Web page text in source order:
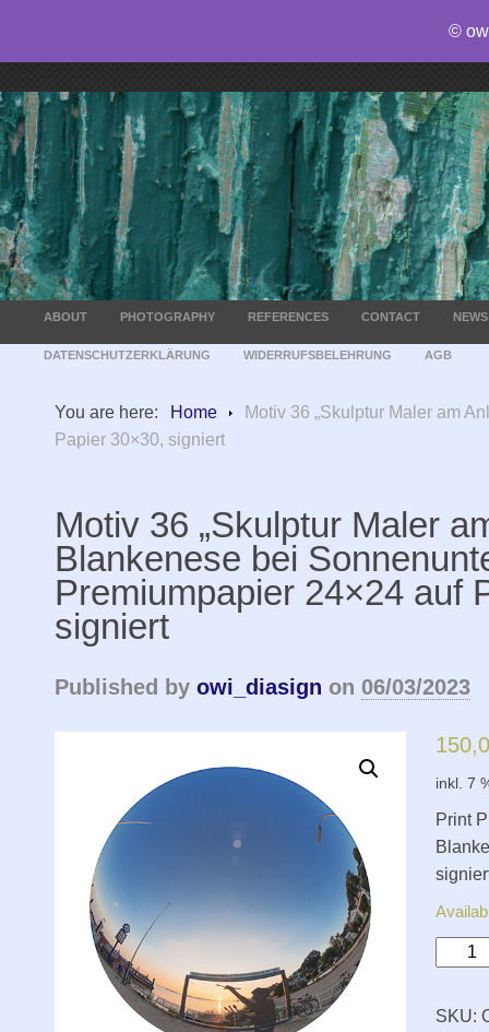
ABOUT PHOTOGRAPHY REFERENCES CONTACT NEWS
DATENSCHUTZERKLÄRUNG WIDERRUFSBELEHRUNG AGB
You are here: Home
Motiv 36 „Skulptur Maler am
Papier 30×30, signiert
Motiv 36 „Skulptur Maler
Blankenese bei
Premiumpapier 24×24 auf
signiert
Published by owi_diasign on 06/03/2023
inkl. 7
Print
Motiv
SKU:
©